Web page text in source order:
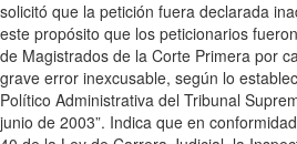
solicitó que la petición fuera declarada
este propósito que los peticionarios
de Magistrados de la Corte Primera por
grave error inexcusable, según lo
Político Administrativa del Tribunal
junio de 2003”. Indica que en